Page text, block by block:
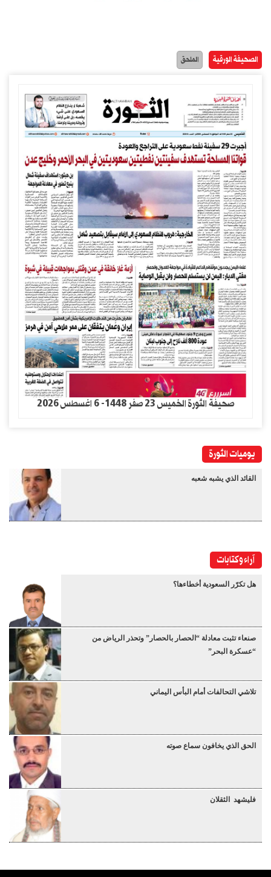
الصحيفة الورقية الملحق
صحيفة الثورة الخميس 23 صفر 1448- 6 اغسطس 2026
يوميات الثورة
القائد الذي يشبه شعبه
آراء وكتابات
هل تكرّر السعودية أخطاءها؟
صنعاء تثبت معادلة “الحصار بالحصار” وتحذر الرياض من
“عسكرة البحر”
تلاشي التحالفات أمام البأس اليماني
الحق الذي يخافون سماع صوته
فليشهد الثقلان